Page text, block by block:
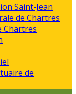
Saint-Jean
de Chartres
Chartres
de